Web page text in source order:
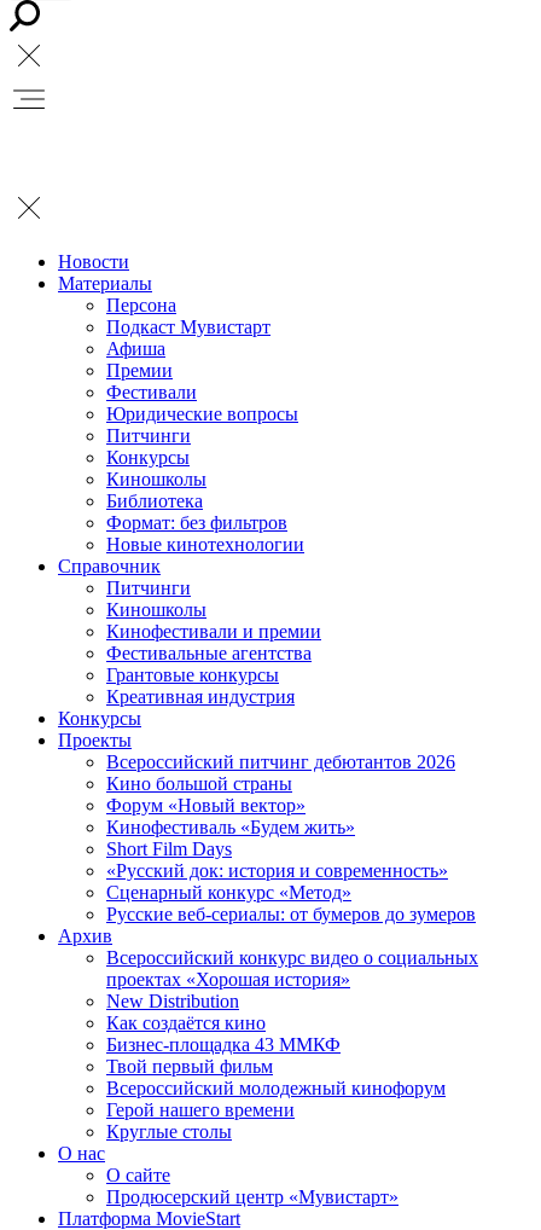
Новости
Материалы
Персона
Подкаст Мувистарт
Афиша
Премии
Фестивали
Юридические вопросы
Питчинги
Конкурсы
Киношколы
Библиотека
Формат: без фильтров
Новые кинотехнологии
Справочник
Питчинги
Киношколы
Кинофестивали и премии
Фестивальные агентства
Грантовые конкурсы
Креативная индустрия
Конкурсы
Проекты
Всероссийский питчинг дебютантов 2026
Кино большой страны
Форум «Новый вектор»
Кинофестиваль «Будем жить»
Short Film Days
«Русский док: история и современность»
Сценарный конкурс «Метод»
Русские веб-сериалы: от бумеров до зумеров
Архив
Всероссийский конкурс видео о социальных
проектах «Хорошая история»
New Distribution
Как создаётся кино
Бизнес-площадка 43 ММКФ
Твой первый фильм
Всероссийский молодежный кинофорум
Герой нашего времени
Круглые столы
О нас
О сайте
Продюсерский центр «Мувистарт»
Платформа MovieStart